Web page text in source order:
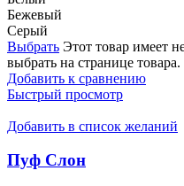
Бежевый
Серый
Выбрать Этот товар имеет
выбрать на странице товара.
Добавить к сравнению
Быстрый просмотр
Добавить в список желаний
Пуф Слон